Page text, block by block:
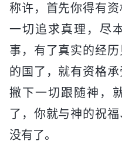
称许，首先你得有
一切追求真理，尽
事，有了真实的经
的国了，就有资格
撇下一切跟随神，
了，你就与神的祝
没有了。